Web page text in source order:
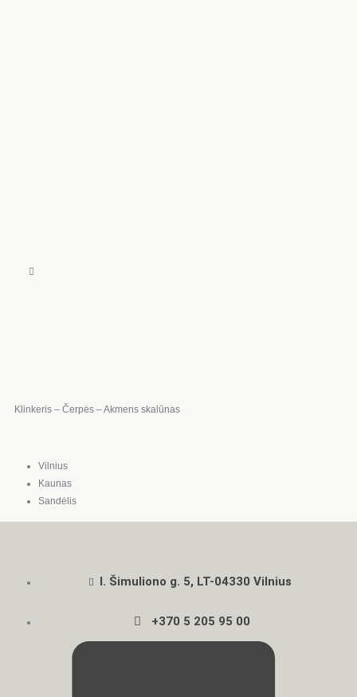
Klinkeris – Čerpės – Akmens skalūnas
Vilnius
Kaunas
Sandėlis
I. Šimuliono g. 5, LT-04330 Vilnius
+370 5 205 95 00